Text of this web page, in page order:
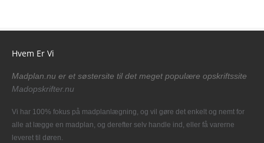
Hvem Er Vi
Madplan.nu er et søstersite til det meget populære opskriftssite
Madopskrifter.nu
Vi har 100% fokus på madplanlægning, og vil gøre det enkelt og nemt for
alle at lægge en madplan, og derefter selv handle ind, eller få varerne
leveret til døren.